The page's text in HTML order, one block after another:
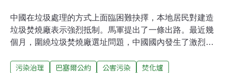
中國在垃圾處理的方式上面臨困難抉擇，本地居民對建造
垃圾焚燒廠表示強烈抵制。馬軍提出了一條出路。最近幾
個月，圍繞垃圾焚燒廠選址問題，中國國內發生了激烈爭
發商認為焚燒廠將帶來滾滾財源；但對許多焚燒設施周邊
污染治理 巴塞爾公約 公害污染
焚化爐